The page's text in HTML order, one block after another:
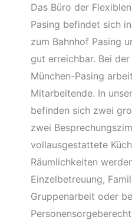
Das Büro der
Pasing befindet sich
zum Bahnhof Pasing
gut erreichbar. Bei
München-Pasing
Mitarbeitende. In
befinden sich zwei
zwei
vollausgestattete
Räumlichkeiten
Einzelbetreuung,
Gruppenarbeit oder